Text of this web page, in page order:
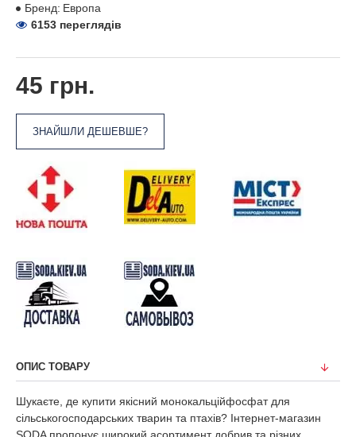
45 грн.
ЗНАЙШЛИ ДЕШЕВШЕ?
Бренд: Европа
6153 переглядів
ОПИС ТОВАРУ
Шукаєте, де купити якісний монокальційфосфат для
сільськогосподарських тварин та птахів? Інтернет-магазин